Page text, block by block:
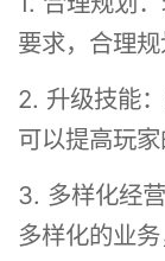
要求，合理规
2. 升级技能
可以提高玩家
3. 多样化经
多样化的业务